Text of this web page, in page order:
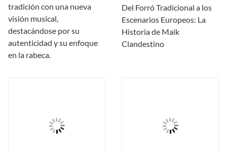
tradición con una nueva
visión musical,
destacándose por su
autenticidad y su enfoque
en la rabeca.
Del Forró Tradicional a los
Escenarios Europeos: La
Historia de Maik
Clandestino